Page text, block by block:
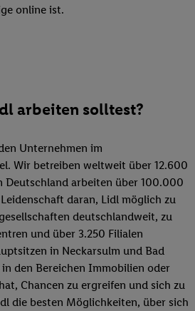
online ist.
arbeiten solltest?
Unternehmen im
Wir betreiben weltweit über 12.600
Deutschland arbeiten über 100.000
daran, Lidl möglich zu
deutschlandweit, zu
und über 3.250 Filialen
in Neckarsulm und Bad
den Bereichen Immobilien oder
Chancen zu ergreifen und sich zu
die besten Möglichkeiten, über sich